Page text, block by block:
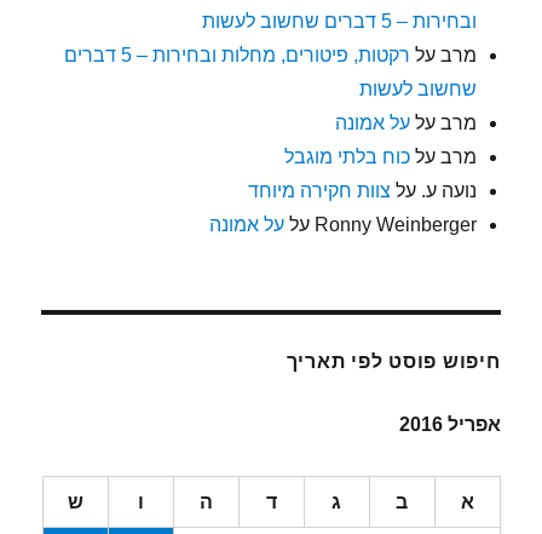
ובחירות – 5 דברים שחשוב לעשות
מרב על
רקטות, פיטורים, מחלות ובחירות – 5 דברים
שחשוב לעשות
מרב עלעל אמונה
מרב עלכוח בלתי מוגבל
נועה ע. על צוות חקירה מיוחד
Ronny Weinberger עלעל אמונה
חיפוש פוסט לפי תאריך
אפריל 2016
א ב ג ד ה ו ש